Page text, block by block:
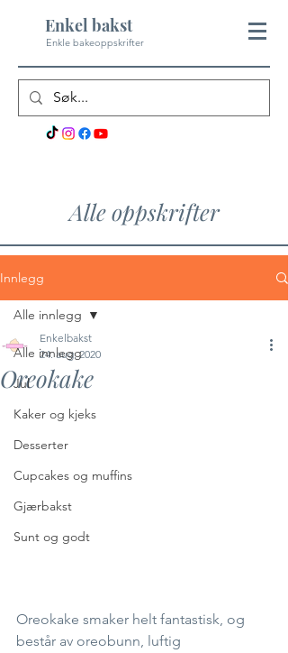
Enkel bakst
Enkle bakeoppskrifter
Alle oppskrifter
Innlegg
Alle innlegg
Jul
Kaker og kjeks
Desserter
Cupcakes og muffins
Gjærbakst
Sunt og godt
Alle innlegg
Oreokake
Enkelbakst
24. aug. 2020
Oreokake smaker helt fantastisk, og
består av oreobunn, luftig